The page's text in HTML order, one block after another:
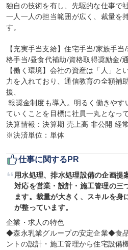
独自の技術を有し、先駆的な仕事で
一人一人の担当範囲が広く、裁量を
す。
【充実手当支給】住宅手当/家族手
格手当/昼食代補助/資格取得奨励金/
【働く環境】会社の資産は「人」と
力を入れており、通信教育の全額補
援、
報奨金制度も導入。明るく働きやすい職場環境を全員参加で作っ
ていくことを目標に社員一丸となっ
決算情報：決算期 売上高 非公開 経
※決済単位：単体
仕事に関するPR
用水処理、排水処理設備の企画提
対応を営業・設計・施工管理の三
ます。裁量が大きく、スキルを身
が整っています。
企業・求人の特色
◆森永乳業グループの安定企業◆食
ントの設計・施工管理から住宅設備